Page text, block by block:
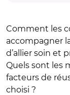
Comment les
accompagner
d’allier soin et
Quels sont les
facteurs de
choisi ?